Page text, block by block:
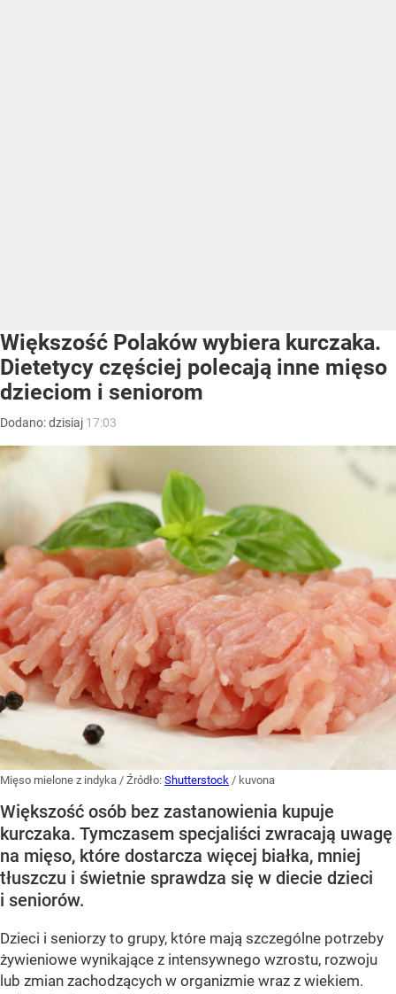
Większość Polaków wybiera kurczaka.
Dietetycy częściej polecają inne mięso
dzieciom i seniorom
Dodano:dzisiaj 17:03
Mięso mielone z indyka / Źródło: Shutterstock / kuvona
Większość osób bez zastanowienia kupuje
kurczaka. Tymczasem specjaliści zwracają uwagę
na mięso, które dostarcza więcej białka, mniej
tłuszczu i świetnie sprawdza się w diecie dzieci
i seniorów.
Dzieci i seniorzy to grupy, które mają szczególne potrzeby
żywieniowe wynikające z intensywnego wzrostu, rozwoju
lub zmian zachodzących w organizmie wraz z wiekiem.